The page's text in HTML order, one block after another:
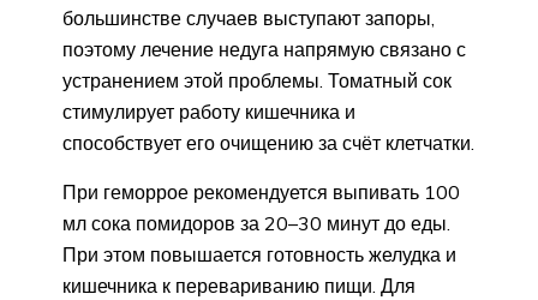
большинстве случаев выступают запоры,
поэтому лечение недуга напрямую связано с
устранением этой проблемы. Томатный сок
стимулирует работу кишечника и
способствует его очищению за счёт клетчатки.
При геморрое рекомендуется выпивать 100
мл сока помидоров за 20–30 минут до еды.
При этом повышается готовность желудка и
кишечника к перевариванию пищи. Для